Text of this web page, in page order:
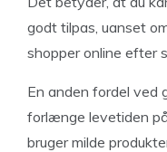
godt tilpas, uanset
shopper online efter
En anden fordel ved
forlænge levetiden
bruger milde